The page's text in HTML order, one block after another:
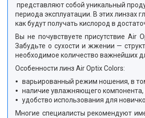
представляют собой уникальный
периода эксплуатации. В этих линзах
как будут получать кислород в
Вы не почувствуете присутствие
Забудьте о сухости и жжении —
необходимое количество важнейших
Особенности линз Air Optix Colors:
варьированный режим ношения, в
наличие увлажняющего
удобство использования для
Многие специалисты рекомендуют